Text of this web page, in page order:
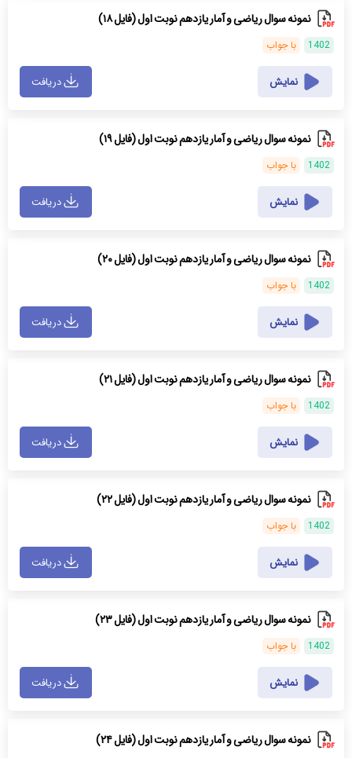
نمونه سوال ریاضی و آمار یازدهم نوبت اول (فایل ۱۸)
1402 با جواب
نمایش دریافت
نمونه سوال ریاضی و آمار یازدهم نوبت اول (فایل ۱۹)
1402 با جواب
نمایش دریافت
نمونه سوال ریاضی و آمار یازدهم نوبت اول (فایل ۲۰)
1402 با جواب
نمایش دریافت
نمونه سوال ریاضی و آمار یازدهم نوبت اول (فایل ۲۱)
1402 با جواب
نمایش دریافت
نمونه سوال ریاضی و آمار یازدهم نوبت اول (فایل ۲۲)
1402 با جواب
نمایش دریافت
نمونه سوال ریاضی و آمار یازدهم نوبت اول (فایل ۲۳)
1402 با جواب
نمایش دریافت
نمونه سوال ریاضی و آمار یازدهم نوبت اول (فایل ۲۴)